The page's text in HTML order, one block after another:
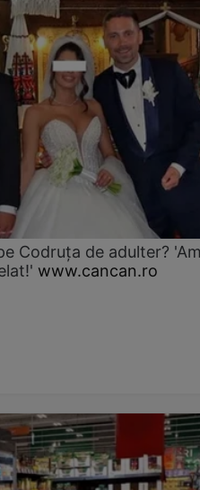
Codruța de adulter?
www.cancan.ro